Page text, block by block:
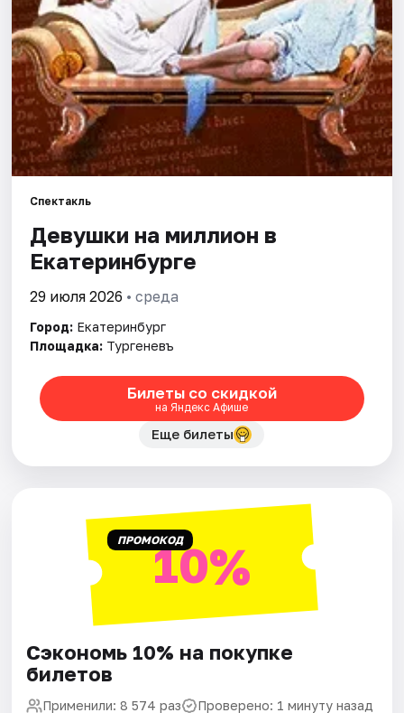
Рейтинги
Спектакль
Девушки на миллион в
Екатеринбурге
29 июля 2026 • среда
Город: Екатеринбург
Площадка: Тургеневъ
Билеты со скидкой
на Яндекс Афише
Еще билеты
ПРОМОКОД10%
Сэкономь 10% на покупке
билетов
Применили: 8 574 раз Проверено: 1 минуту назад